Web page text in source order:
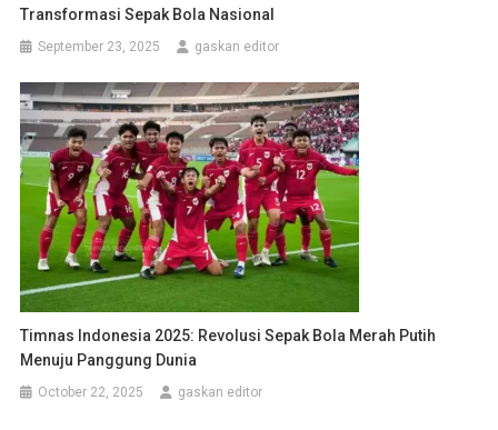
Transformasi Sepak Bola Nasional
September 23, 2025 gaskan editor
Timnas Indonesia 2025: Revolusi Sepak Bola Merah Putih
Menuju Panggung Dunia
October 22, 2025 gaskan editor